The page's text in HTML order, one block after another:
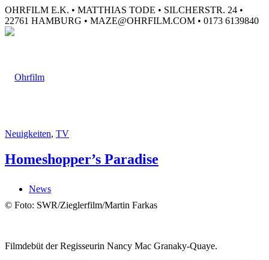
OHRFILM E.K. • MATTHIAS TODE • SILCHERSTR. 24 •
22761 HAMBURG • MAZE@OHRFILM.COM • 0173 6139840
News
Neuigkeiten, TV
Homeshopper’s Paradise
© Foto: SWR/Zieglerfilm/Martin Farkas
Filmdebüt der Regisseurin Nancy Mac Granaky-Quaye.